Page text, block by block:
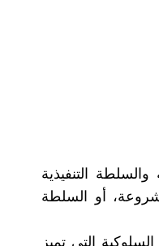
التنفيذية
أو السلطة
التي تميز